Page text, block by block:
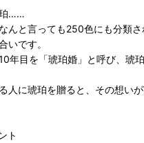
珀……
んと言っても250色にも分類
いです。
年目を「琥珀婚」と呼び、琥
人に琥珀を贈ると、その想い
ト